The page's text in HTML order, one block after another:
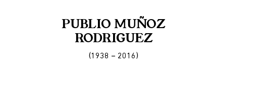
PUBLIO MUÑOZ
RODRIGUEZ
(1938 – 2016)